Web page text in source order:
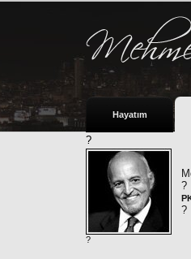
Hayatım
?
?
?
?